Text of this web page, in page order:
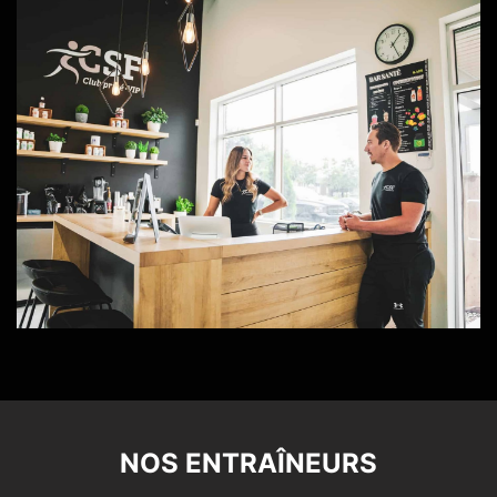
NOS ENTRAÎNEURS